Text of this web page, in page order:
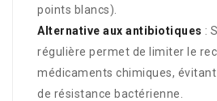
points blancs).
Alternative aux antibiotiques :
régulière permet de limiter le
médicaments chimiques,
de résistance bactérienne.